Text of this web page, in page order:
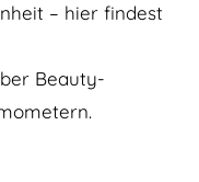
– hier findest
Beauty-